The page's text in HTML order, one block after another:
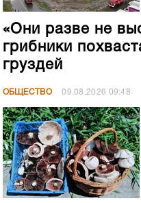
«Они разве не
грибники
груздей
ОБЩЕСТВО 09.08.2026 09:48